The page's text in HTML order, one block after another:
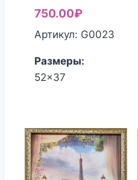
750.00₽
Артикул: G0023
Размеры:
52x37